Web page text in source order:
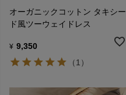
オーガニックコットン タキシー
ド風ツーウェイドレス
¥ 9,350
（1）